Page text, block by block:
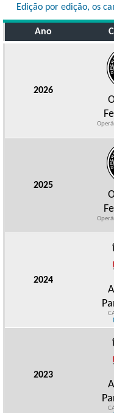
Edição por edição, os
Ano
2026
2025
2024
2023